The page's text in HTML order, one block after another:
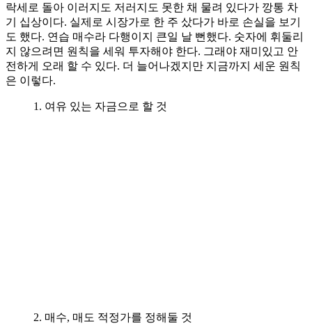
락세로 돌아 이러지도 저러지도 못한 채 물려 있다가 깡통 차
기 십상이다. 실제로 시장가로 한 주 샀다가 바로 손실을 보기
도 했다. 연습 매수라 다행이지 큰일 날 뻔했다. 숫자에 휘둘리
지 않으려면 원칙을 세워 투자해야 한다. 그래야 재미있고 안
전하게 오래 할 수 있다. 더 늘어나겠지만 지금까지 세운 원칙
은 이렇다.
1. 여유 있는 자금으로 할 것
2. 매수, 매도 적정가를 정해둘 것